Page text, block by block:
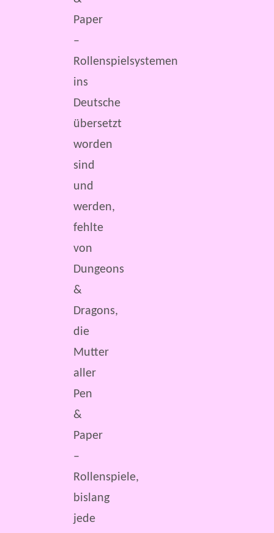
Paper
–
Rollenspielsystemen
ins
Deutsche
übersetzt
worden
sind
und
werden,
fehlte
von
Dungeons
&
Dragons,
die
Mutter
aller
Pen
&
Paper
–
Rollenspiele,
bislang
jede